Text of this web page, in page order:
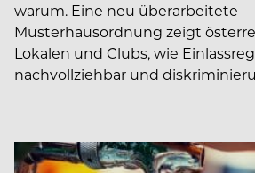
warum. Eine neu überarbeitete
Musterhausordnung zeigt
Lokalen und Clubs, wie
nachvollziehbar und